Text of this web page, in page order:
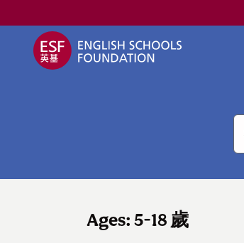
Ages: 5-18 歲
我們的教學方式